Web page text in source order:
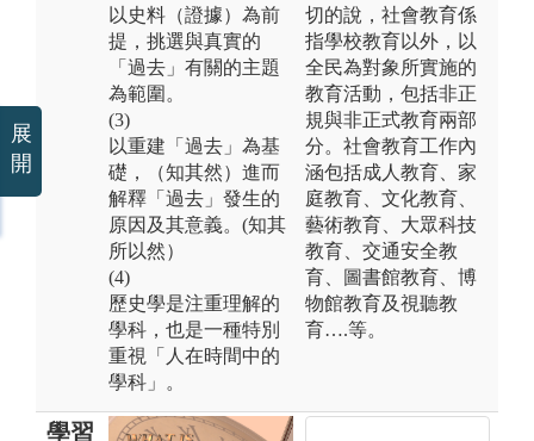
以史料（證據）為前
提，挑選與真實的
「過去」有關的主題
為範圍。
(3)
以重建「過去」為基
礎，（知其然）進而
解釋「過去」發生的
原因及其意義。(知其
所以然）
(4)
歷史學是注重理解的
學科，也是一種特別
重視「人在時間中的
學科」。
切的說，社會教育係
指學校教育以外，以
全民為對象所實施的
教育活動，包括非正
規與非正式教育兩部
分。社會教育工作內
涵包括成人教育、家
庭教育、文化教育、
藝術教育、大眾科技
教育、交通安全教
育、圖書館教育、博
物館教育及視聽教
育….等。
學習
展
開